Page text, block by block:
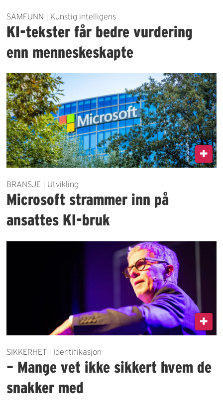
SAMFUNN | Kunstig intelligens
KI-tekster får bedre vurdering
enn menneskeskapte
BRANSJE | Utvikling
Microsoft strammer inn på
ansattes KI-bruk
SIKKERHET | Identifikasjon
– Mange vet ikke sikkert hvem de
snakker med